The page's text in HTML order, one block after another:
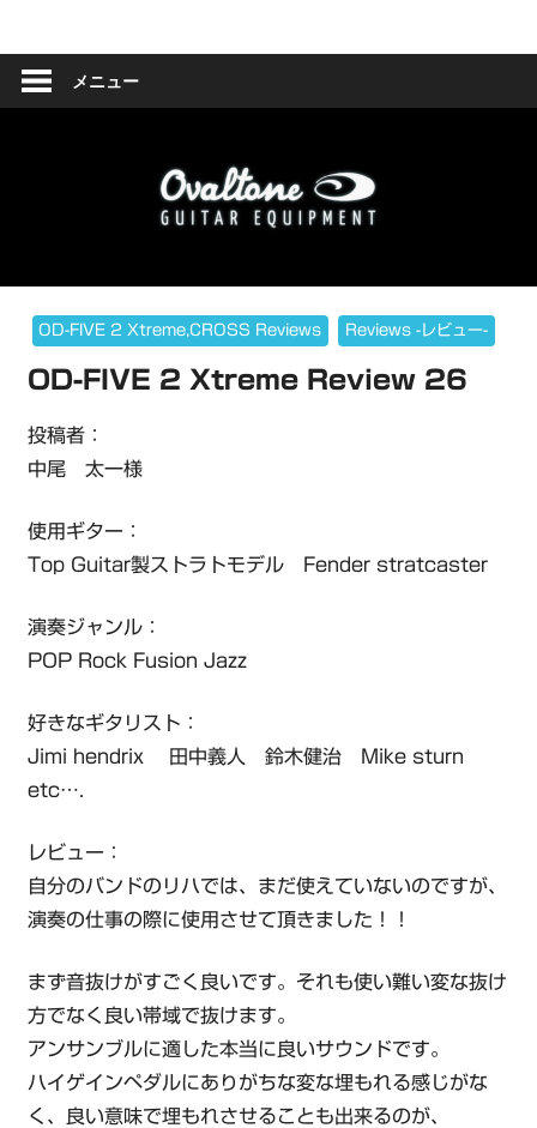
ン
Ovaltone
-
handmade
effect
メニュー
OD-FIVE 2 Xtreme,CROSS Reviews Reviews -レビュー-
OD-FIVE 2 Xtreme Review 26
投稿者：
中尾 太一様
使用ギター：
Top Guitar製ストラトモデル Fender stratcaster
演奏ジャンル：
POP Rock Fusion Jazz
好きなギタリスト：
Jimi hendrix 田中義人 鈴木健治 Mike sturn
etc….
レビュー：
自分のバンドのリハでは、まだ使えていないのですが、
演奏の仕事の際に使用させて頂きました！！
まず音抜けがすごく良いです。それも使い難い変な抜け
方でなく良い帯域で抜けます。
アンサンブルに適した本当に良いサウンドです。
ハイゲインペダルにありがちな変な埋もれる感じがな
く、良い意味で埋もれさせることも出来るのが、